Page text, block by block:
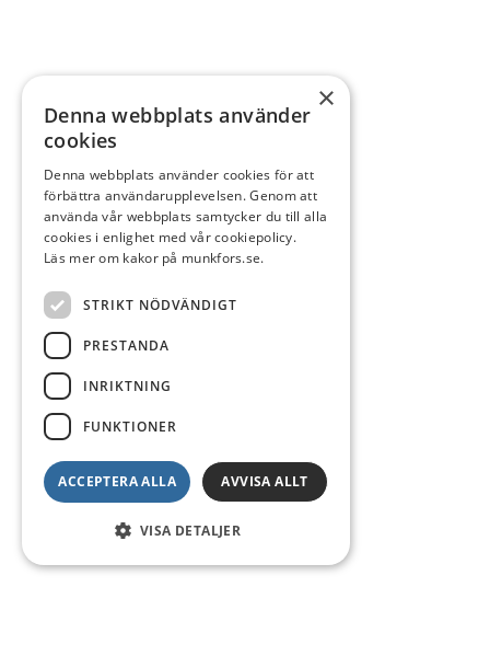
×
Denna webbplats använder
cookies
Denna webbplats använder cookies för att
förbättra användarupplevelsen. Genom att
använda vår webbplats samtycker du till alla
cookies i enlighet med vår cookiepolicy.
Läs mer om kakor på munkfors.se.
STRIKT NÖDVÄNDIGT
PRESTANDA
INRIKTNING
FUNKTIONER
ACCEPTERA ALLA AVVISA ALLT
VISA DETALJER